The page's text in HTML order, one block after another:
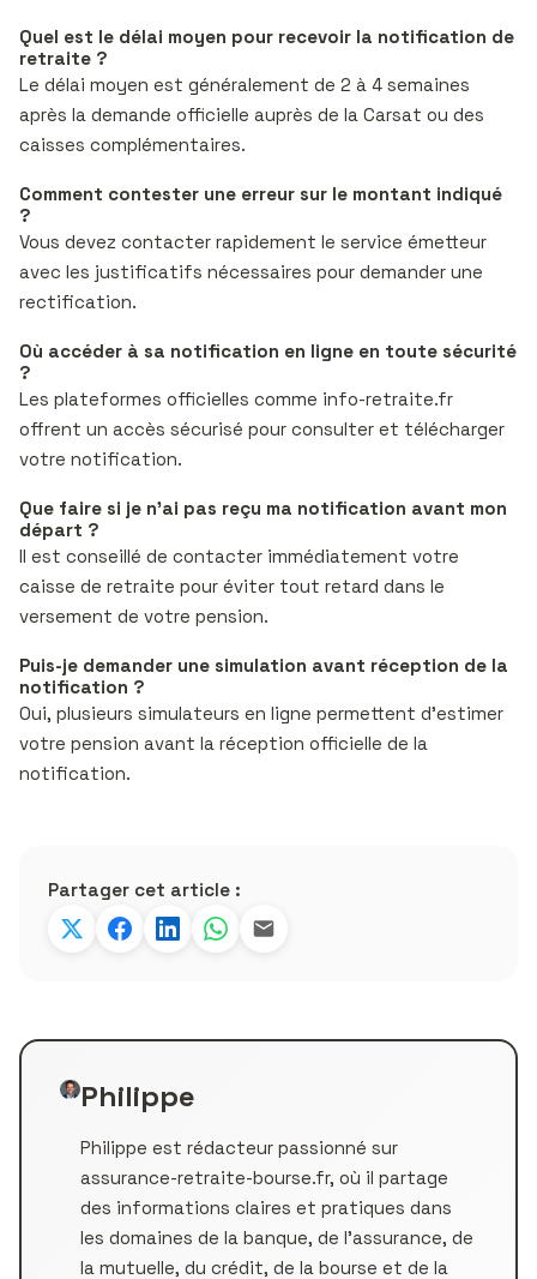
Quel est le délai moyen pour recevoir la notification de
retraite ?
Le délai moyen est généralement de 2 à 4 semaines
après la demande officielle auprès de la Carsat ou des
caisses complémentaires.
Comment contester une erreur sur le montant indiqué
?
Vous devez contacter rapidement le service émetteur
avec les justificatifs nécessaires pour demander une
rectification.
Où accéder à sa notification en ligne en toute sécurité
?
Les plateformes officielles comme info-retraite.fr
offrent un accès sécurisé pour consulter et télécharger
votre notification.
Que faire si je n’ai pas reçu ma notification avant mon
départ ?
Il est conseillé de contacter immédiatement votre
caisse de retraite pour éviter tout retard dans le
versement de votre pension.
Puis-je demander une simulation avant réception de la
notification ?
Oui, plusieurs simulateurs en ligne permettent d’estimer
votre pension avant la réception officielle de la
notification.
Partager cet article :
Philippe
Philippe est rédacteur passionné sur
assurance-retraite-bourse.fr, où il partage
des informations claires et pratiques dans
les domaines de la banque, de l’assurance, de
la mutuelle, du crédit, de la bourse et de la